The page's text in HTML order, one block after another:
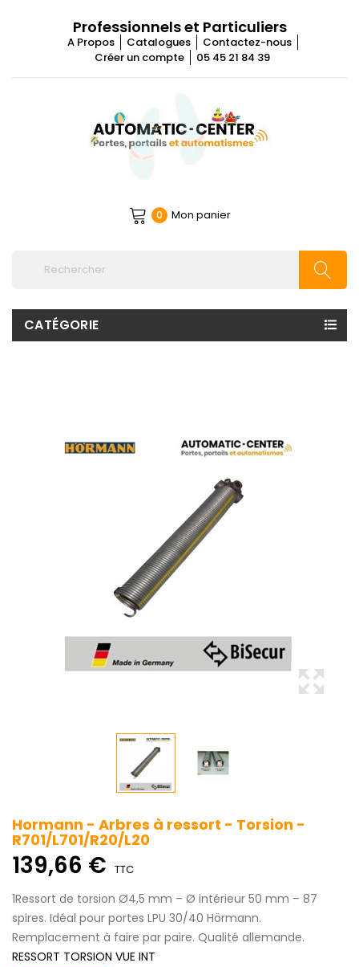
Professionnels et Particuliers
A Propos Catalogues
Contactez-nous
Créer un compte
05 45 21 84 39
0 Mon panier
CATÉGORIE
Hormann - Arbres à ressort - Torsion -
R701/L701/R20/L20
139,66 € TTC
1Ressort de torsion Ø4,5 mm – Ø intérieur 50 mm – 87
spires. Idéal pour portes LPU 30/40 Hörmann.
Remplacement à faire par paire. Qualité allemande.
RESSORT TORSION VUE INT